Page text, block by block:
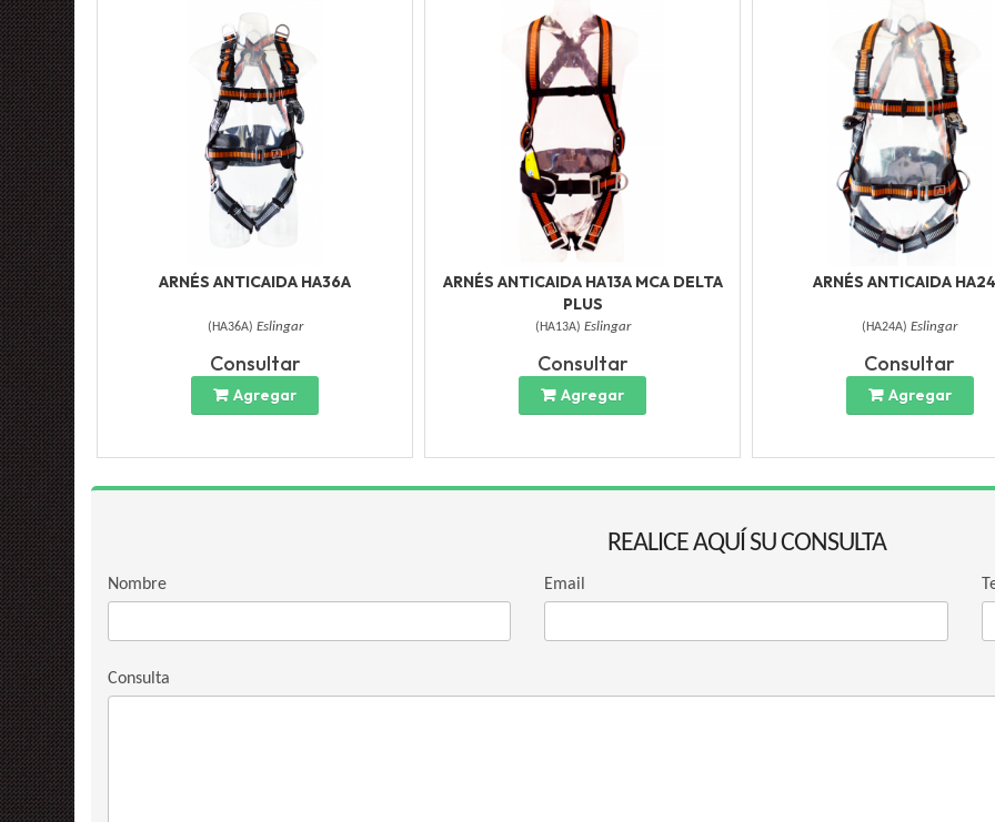
ARNÉS ANTICAIDA HA36A
( HA36A) Eslingar
Consultar
Agregar
ARNÉS ANTICAIDA HA13A MCA DELTA
PLUS
( HA13A) Eslingar
Consultar
Agregar
ARNÉS ANTICAIDA
( HA24A) Eslingar
Consultar
Agregar
REALICE AQUÍ SU CONSULTA
Nombre Email
Consulta